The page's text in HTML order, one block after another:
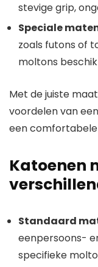
stevige grip,
Speciale
zoals futons of
moltons
Met de juiste
voordelen van
een comfortabele
Katoenen
Standaard
eenpersoons-
specifieke